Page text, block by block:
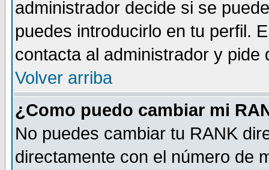
administrador decide si se
puedes introducirlo en tu perfil.
contacta al administrador y
Volver arriba
¿Como puedo cambiar mi
No puedes cambiar tu RANK
directamente con el número de